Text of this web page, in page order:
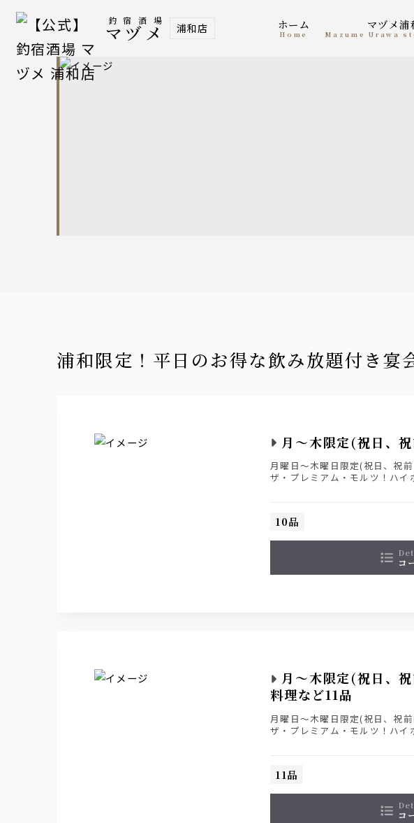
釣宿酒場
マヅメ 浦和店 ホーム
home
マヅメ
Mazume Urawa
浦和限定！平日のお得な飲み放題付き宴
月〜木限定(祝日、
月曜日〜木曜日限定(祝日、祝
ザ・プレミアム・モルツ！ハイ
10品
月〜木限定(祝日、
料理など11品
月曜日〜木曜日限定(祝日、祝
ザ・プレミアム・モルツ！ハイ
11品